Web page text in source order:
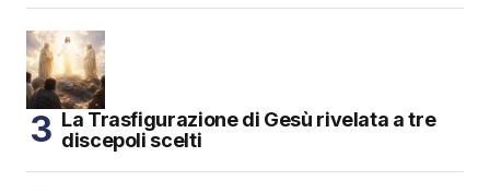
La Trasfigurazione di Gesù rivelata a tre
discepoli scelti